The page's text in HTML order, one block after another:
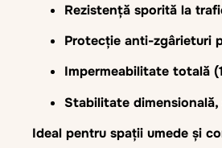
Rezistență sporită la
Protecție anti-zgârieturi
Impermeabilitate totală
Stabilitate
Ideal pentru spații umede și